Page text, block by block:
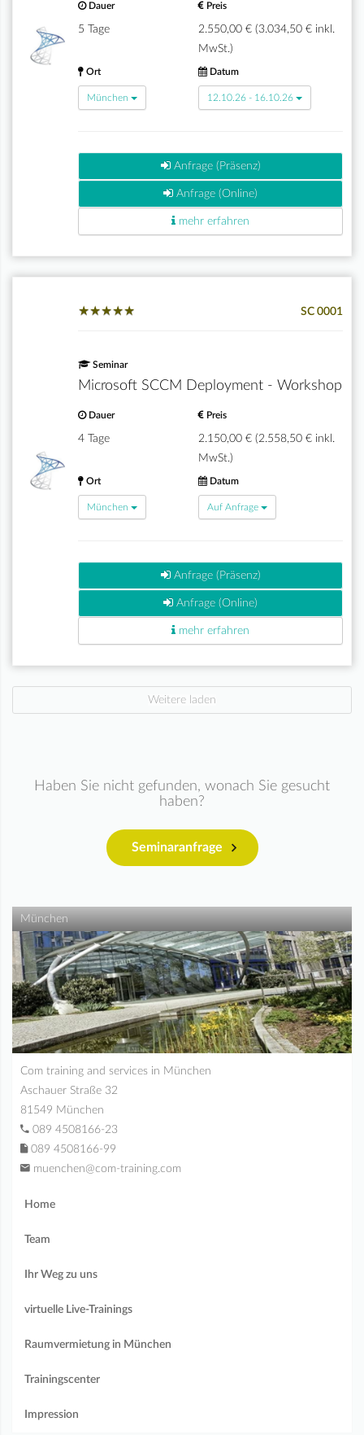
Dauer
5 Tage
Preis
2.550,00 € (3.034,50 € inkl.
MwSt.)
Ort
München
Datum
12.10.26 - 16.10.26
Anfrage (Präsenz)
Anfrage (Online)
mehr erfahren
★★★★★
★★★★★ SC 0001
Seminar
Microsoft SCCM Deployment - Workshop
Dauer
4 Tage
Preis
2.150,00 € (2.558,50 € inkl.
MwSt.)
Ort
München
Datum
Auf Anfrage
Anfrage (Präsenz)
Anfrage (Online)
mehr erfahren
Weitere laden
Haben Sie nicht gefunden, wonach Sie gesucht
haben?
Seminaranfrage
München
Com training and services in München
Aschauer Straße 32
81549 München
089 4508166-23
089 4508166-99
muenchen@com-training.com
Home
Team
Ihr Weg zu uns
virtuelle Live-Trainings
Raumvermietung in München
Trainingscenter
Impression